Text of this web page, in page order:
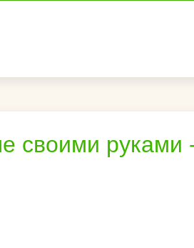
своими руками